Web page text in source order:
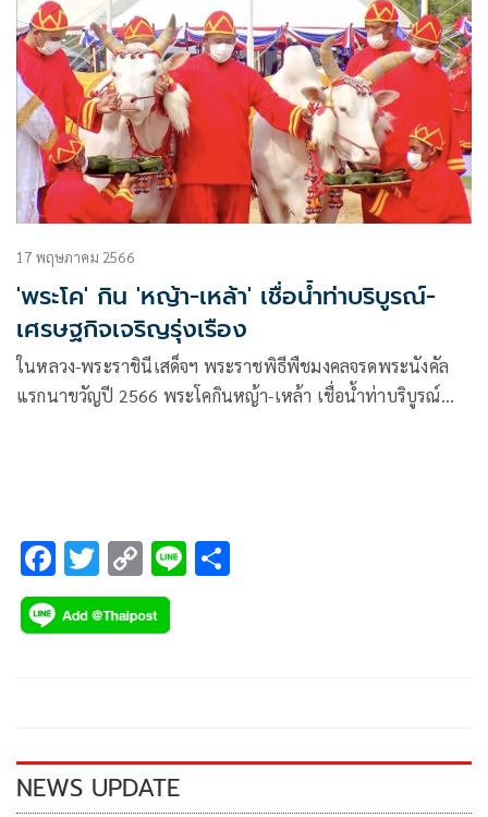
17 พฤษภาคม 2566
'พระโค' กิน 'หญ้า-เหล้า' เชื่อน้ำท่าบริบูรณ์-
เศรษฐกิจเจริญรุ่งเรือง
ในหลวง-พระราชินีเสด็จฯ พระราชพิธีพืชมงคลจรดพระนังคัล
แรกนาขวัญปี 2566 พระโคกินหญ้า-เหล้า เชื่อน้ำท่าบริบูรณ์
F
ac
e
k
T
wi
tt
C
o
p
k
Li
NEWS UPDATE